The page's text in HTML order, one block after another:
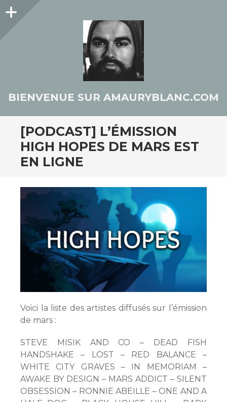
Colonne
BIENVENUE SUR AMAURYBLANC.COM
[PODCAST] L’ÉMISSION
HIGH HOPES DE MARS EST
EN LIGNE
Voici la liste des artistes diffusés sur l’émission
de mars :
STEVE MISIK AND CO – DEAD FISH
HANDSHAKE – LÖST – RED BALANCE –
WHITE CITY GRAVES – IN MEMORIAM –
AWAKE BY DESIGN – MARS ADDICT – SILENT
OBSESSION – RONNIE ABEILLE – ONE AND A